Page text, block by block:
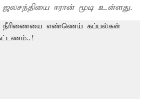
ஈரான் மூடி உள்ளது.